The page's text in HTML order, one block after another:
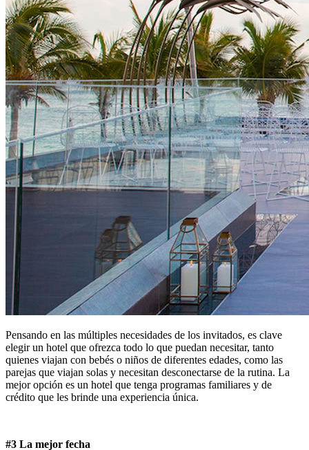
Pensando en las múltiples necesidades de los invitados, es clave
elegir un hotel que ofrezca todo lo que puedan necesitar, tanto
quienes viajan con bebés o niños de diferentes edades, como las
parejas que viajan solas y necesitan desconectarse de la rutina. La
mejor opción es un hotel que tenga programas familiares y de
crédito que les brinde una experiencia única.
#3 La mejor fecha